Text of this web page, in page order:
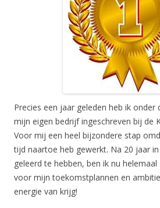
Precies een jaar geleden heb ik onder
mijn eigen bedrijf ingeschreven bij de
Voor mij een heel bijzondere stap
tijd naartoe heb gewerkt. Na 20 jaar
geleerd te hebben, ben ik nu
voor mijn toekomstplannen en
energie van krijg!